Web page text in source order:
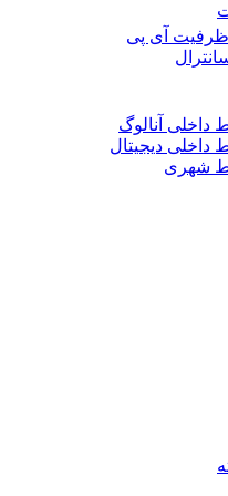
ظرفیت آی پی
آنالوگ
دیجیتال
شهری